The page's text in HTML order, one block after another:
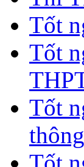
Tốt
Tốt
Tốt